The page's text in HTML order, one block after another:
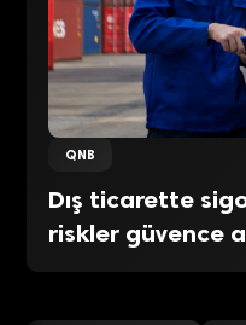
QNB
Dış ticarette
riskler güvence